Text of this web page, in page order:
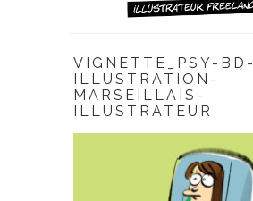
VIGNETTE_PSY-BD-
ILLUSTRATION-
MARSEILLAIS-
ILLUSTRATEUR